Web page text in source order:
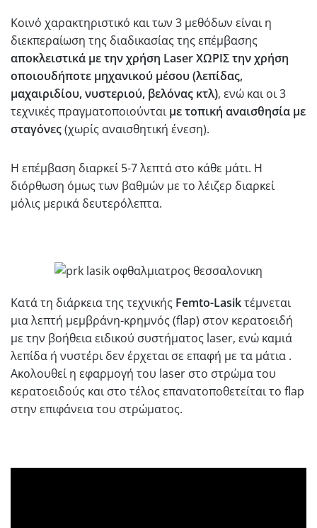
Κοινό χαρακτηριστικό και των 3 μεθόδων είναι η
διεκπεραίωση της διαδικασίας της επέμβασης
αποκλειστικά με την χρήση Laser ΧΩΡΙΣ την χρήση
οποιουδήποτε μηχανικού μέσου (λεπίδας,
μαχαιριδίου, νυστεριού, βελόνας κτλ), ενώ και οι 3
τεχνικές πραγματοποιούνταιμε τοπική αναισθησία με
σταγόνες(χωρίς αναισθητική ένεση).
Η επέμβαση διαρκεί 5-7 λεπτά στο κάθε μάτι. Η
διόρθωση όμως των βαθμών με το λέιζερ διαρκεί
μόλις μερικά δευτερόλεπτα.
Κατά τη διάρκεια της τεχνικής Femto-Lasikτέμνεται
μια λεπτή μεμβράνη-κρημνός (flap) στον κερατοειδή
με την βοήθεια ειδικού συστήματος laser, ενώ καμιά
λεπίδα ή νυστέρι δεν έρχεται σε επαφή με τα μάτια .
Ακολουθεί η εφαρμογή του laser στο στρώμα του
κερατοειδούς και στο τέλος επανατοποθετείται το flap
στην επιφάνεια του στρώματος.